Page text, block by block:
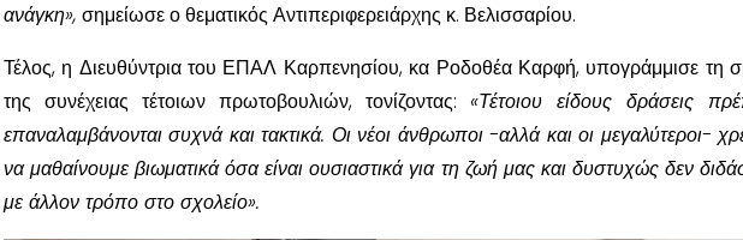
ανάγκη», σημείωσε ο θεματικός Αντιπεριφερειάρχης κ. Βελισσαρίου.
Τέλος, η Διευθύντρια του ΕΠΑΛ Καρπενησίου, κα Ροδοθέα Καρφή, υπογράμμισε τη
της συνέχειας τέτοιων πρωτοβουλιών, τονίζοντας: «Τέτοιου είδους δράσεις
επαναλαμβάνονται συχνά και τακτικά. Οι νέοι άνθρωποι -αλλά και οι μεγαλύτεροι-
να μαθαίνουμε βιωματικά όσα είναι ουσιαστικά για τη ζωή μας και δυστυχώς δεν
με άλλον τρόπο στο σχολείο».